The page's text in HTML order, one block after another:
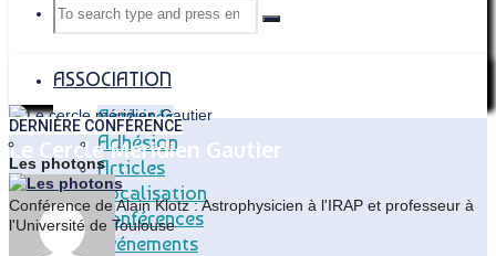
Search
Search
Search
ASSOCIATION
Activités
Adhésion
Articles
Localisation
Conférences
Événements
Le Cercle Méridien Gautier
DERNIÈRE CONFÉRENCE
Les photons
Conférence de Alain Klotz : Astrophysicien à l'IRAP et professeur à
l'Université de Toulouse